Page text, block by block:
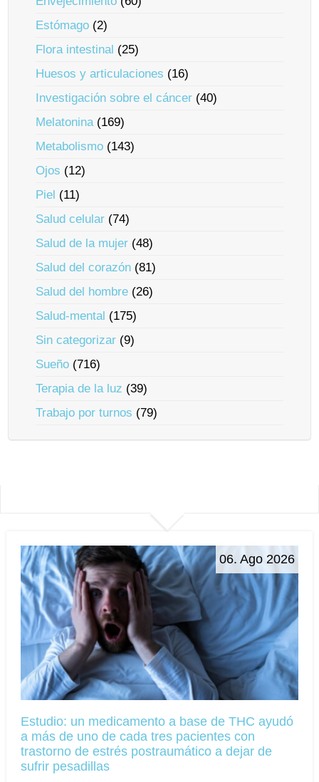
Estómago (2)
Flora intestinal (25)
Huesos y articulaciones (16)
Investigación sobre el cáncer (40)
Melatonina(169)
Metabolismo (143)
Ojos (12)
Piel (11)
Salud celular (74)
Salud de la mujer (48)
Salud del corazón (81)
Salud del hombre (26)
Salud-mental (175)
Sin categorizar (9)
Sueño (716)
Terapia de la luz (39)
Trabajo por turnos (79)
06. Ago 2026
Estudio: un medicamento a base de THC ayudó
a más de uno de cada tres pacientes con
trastorno de estrés postraumático a dejar de
sufrir pesadillas